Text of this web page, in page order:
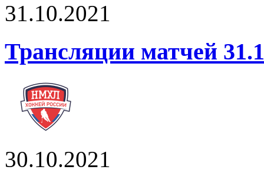
31.10.2021
Трансляции матчей
30.10.2021